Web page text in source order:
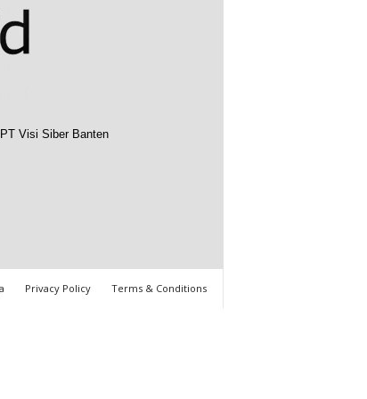
Visi Siber Banten
Privacy Policy Terms & Conditions